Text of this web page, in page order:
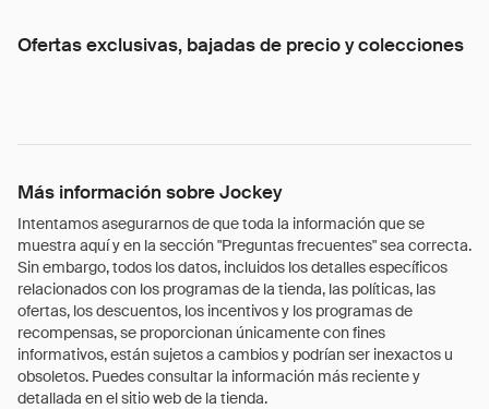
Ofertas exclusivas, bajadas de precio y colecciones
Más información sobre Jockey
Intentamos asegurarnos de que toda la información que se
muestra aquí y en la sección "Preguntas frecuentes" sea correcta.
Sin embargo, todos los datos, incluidos los detalles específicos
relacionados con los programas de la tienda, las políticas, las
ofertas, los descuentos, los incentivos y los programas de
recompensas, se proporcionan únicamente con fines
informativos, están sujetos a cambios y podrían ser inexactos u
obsoletos. Puedes consultar la información más reciente y
detallada en el sitio web de la tienda.